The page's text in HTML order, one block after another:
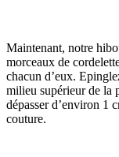
Maintenant, notre
morceaux de
chacun d’eux.
milieu supérieur de la
dépasser d’environ 1
couture.